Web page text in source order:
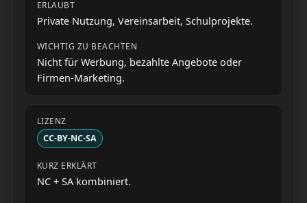
Private Nutzung, Vereinsarbeit, Schulprojekte.
Nicht für Werbung, bezahlte Angebote oder
Firmen-Marketing.
CC-BY-NC-SA
NC + SA kombiniert.